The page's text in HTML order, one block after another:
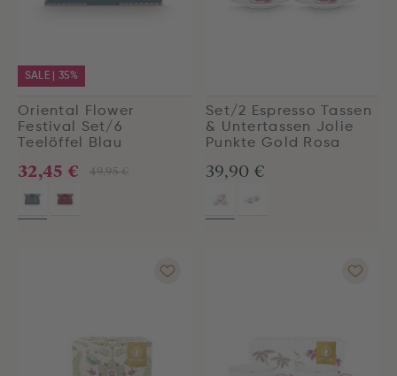
SALE | 35%
Oriental Flower
Festival Set/6
Teelöffel Blau
49,95 €
32,45 €
Set/2 Espresso Tassen
& Untertassen Jolie
Punkte Gold Rosa
39,90 €